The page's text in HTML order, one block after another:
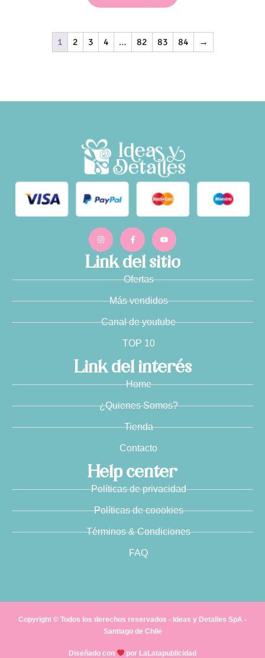
1 2 3 4 … 82 83 84 →
Link del sitio
Ofertas
Más vendidos
Canal de youtube
TOP 10
Link del interés
Home
¿Quienes Somos?
Tienda
Contacto
Help center
Políticas de privacidad
Políticas de coookies
Términos & Condiciones
FAQ
Copyright © Todos los derechos reservados - Ideas y Detalles SpA -
Santiago de Chile
Diseñado con por LaLatapublicidad